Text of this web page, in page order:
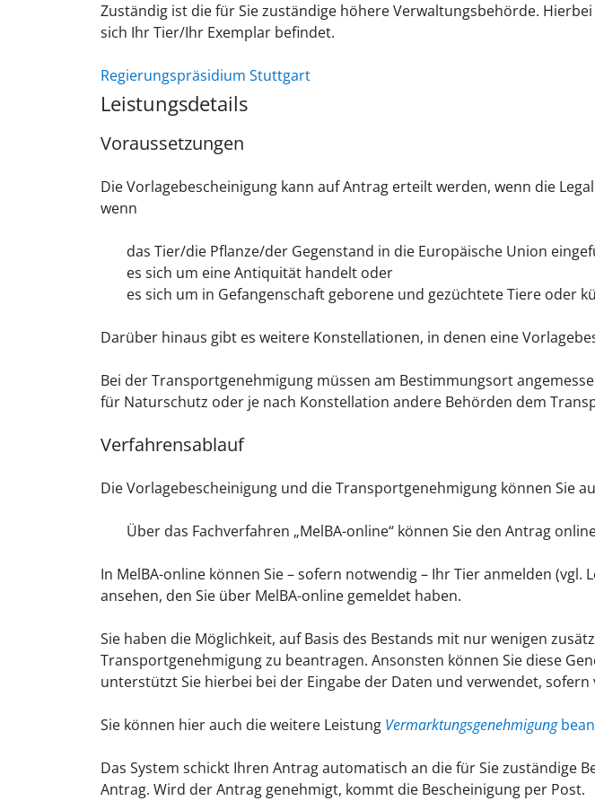
Zuständig ist die für Sie zuständige höhere Verwaltungsbehörde.
sich Ihr Tier/Ihr Exemplar befindet.
Regierungspräsidium Stuttgart
Leistungsdetails
Voraussetzungen
Die Vorlagebescheinigung kann auf Antrag erteilt werden, wenn die
wenn
das Tier/die Pflanze/der Gegenstand in die Europäische Union
es sich um eine Antiquität handelt oder
es sich um in Gefangenschaft geborene und gezüchtete Tiere oder
Darüber hinaus gibt es weitere Konstellationen, in denen eine
Bei der Transportgenehmigung müssen am Bestimmungsort
für Naturschutz oder je nach Konstellation andere Behörden dem
Verfahrensablauf
Die Vorlagebescheinigung und die Transportgenehmigung können Sie
Über das Fachverfahren „MelBA-online“ können Sie den Antrag
In MelBA-online können Sie – sofern notwendig – Ihr Tier anmelden
ansehen, den Sie über MelBA-online gemeldet haben.
Sie haben die Möglichkeit, auf Basis des Bestands mit nur wenigen
Transportgenehmigung zu beantragen. Ansonsten können Sie diese
unterstützt Sie hierbei bei der Eingabe der Daten und verwendet,
Sie können hier auch die weitere Leistung Vermarktungsgenehmigung
Das System schickt Ihren Antrag automatisch an die für Sie zuständige
Antrag. Wird der Antrag genehmigt, kommt die Bescheinigung per Post.